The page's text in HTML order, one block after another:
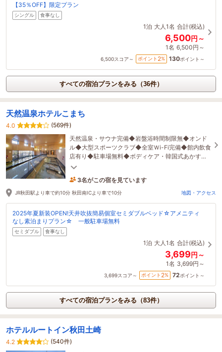
【35％OFF】限定プラン
シングル 食事なし
1泊 大人1名 合計(税込)
6,500円～
1名 6,500円～
6,500スコア～ ポイント 2% 130ポイント～
すべての宿泊プランをみる（36件）
天然温泉ホテルこまち
4.0
(569件)
天然温泉・サウナ完備◆岩盤浴時間制限無◆オンド
ル◆大型スポーツクラブ◆全室Ｗi-Fi完備◆館内飲食
店有り◆駐車場無料◆ボディケア・韓国式あかすり
◆朝食◆各種ご宴会
3名がこの宿を見ています
JR秋田駅より車で約10分 秋田南ICより車で10分 地図・アクセス
2025年夏新装OPEN!天井吹抜簡易個室セミダブルベッド☆アメニティ
なし素泊まりプラン☆ 一般駐車場無料
セミダブル 食事なし
1泊 大人1名 合計(税込)
3,699円～
1名 3,699円～
3,699スコア～ ポイント 2% 72ポイント～
すべての宿泊プランをみる（83件）
ホテルルートイン秋田土崎
4.2
(540件)